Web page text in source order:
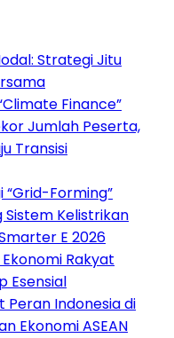
Strategi Jitu
Finance”
Jumlah Peserta,
Transisi
“Grid-Forming”
Kelistrikan
E 2026
Rakyat
Esensial
Peran Indonesia di
Ekonomi ASEAN